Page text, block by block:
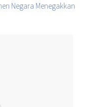
Negara Menegakkan